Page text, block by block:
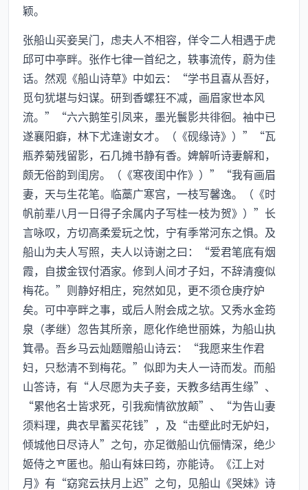
颖。
张船山买妾吴门，虑夫人不相容，佯令二人相遇于虎
邱可中亭畔。张作七律一首纪之，轶事流传，蔚为佳
话。然观《船山诗草》中如云：“学书且喜从吾好，
觅句犹堪与妇谋。研到香螺狂不减，画眉家世本风
流。”“六六鹅笙引凤来，墨光鬟影共徘徊。袖中已
遂襄阳癖，林下尤逢谢女才。（《砚缘诗》）”“瓦
瓶养菊残留影，石几摊书静有香。婢解听诗妻解和，
颇无俗韵到闺房。（《寒夜闺中作》）”“我有画眉
妻，天与生花笔。临藁广寒宫，一枝写馨逸。（《时
帆前辈八月一日得子余属内子写桂一枝为贺》）”长
言咏叹，方切高柔爱玩之忱，宁有季常河东之惧。及
船山为夫人写照，夫人以诗谢之曰：“爱君笔底有烟
霞，自拔金钗付酒家。修到人间才子妇，不辞清瘦似
梅花。”则静好相庄，宛然如见，更不须仓庚疗妒
矣。可中亭畔之事，或后人附会成之欤。又秀水金筠
泉（孝继）忽告其所亲，愿化作绝世丽姝，为船山执
箕帚。吾乡马云灿题赠船山诗云：“我愿来生作君
妇，只愁清不到梅花。”似即为夫人一诗而发。而船
山答诗，有“人尽愿为夫子妾，天教多结再生缘”、
“累他名士皆求死，引我痴情欲放颠”、“为告山妻
须料理，典衣早蓄买花钱”，及“击壁此时无妒妇，
倾城他日尽诗人”之句，亦足徵船山伉俪情深，绝少
姬侍之匿也。船山有妹曰筠，亦能诗。《江上对
月》有“窈窕云扶月上迟”之句，见船山《哭妹》诗